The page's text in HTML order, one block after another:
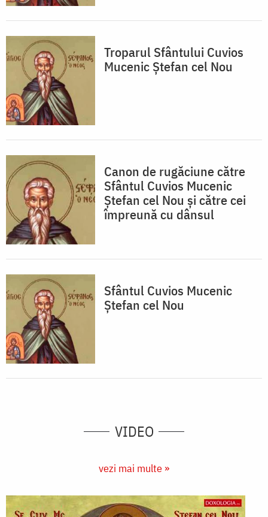
Troparul Sfântului Cuvios
Mucenic Ştefan cel Nou
Canon de rugăciune către
Sfântul Cuvios Mucenic
Ştefan cel Nou şi către cei
împreună cu dânsul
Sfântul Cuvios Mucenic
Ștefan cel Nou
VIDEO
vezi mai multe »